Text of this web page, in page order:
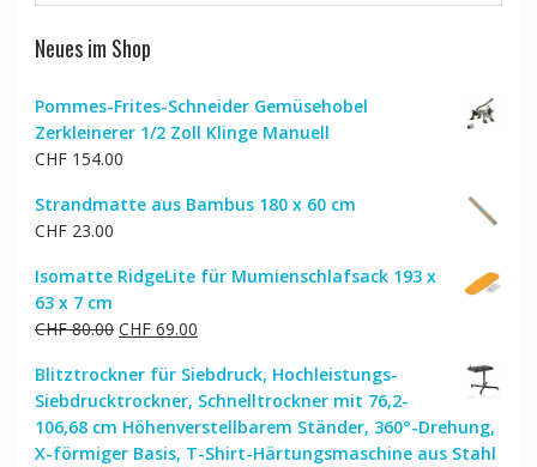
Neues im Shop
Pommes-Frites-Schneider Gemüsehobel
Zerkleinerer 1/2 Zoll Klinge Manuell
CHF154.00
Strandmatte aus Bambus 180 x 60 cm
CHF23.00
Isomatte RidgeLite für Mumienschlafsack 193 x
63 x 7 cm
CHF80.00 Ursprünglicher
war:
CHF 80.00
CHF69.00Aktueller
ist:
CHF 69.00.
Blitztrockner für Siebdruck, Hochleistungs-
Siebdrucktrockner, Schnelltrockner mit 76,2-
106,68 cm Höhenverstellbarem Ständer, 360°-Drehung,
X-förmiger Basis, T-Shirt-Härtungsmaschine aus Stahl